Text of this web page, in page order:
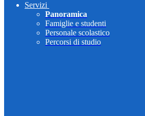
Servizi
Panoramica
Famiglie e studenti
Personale scolastico
Percorsi di studio